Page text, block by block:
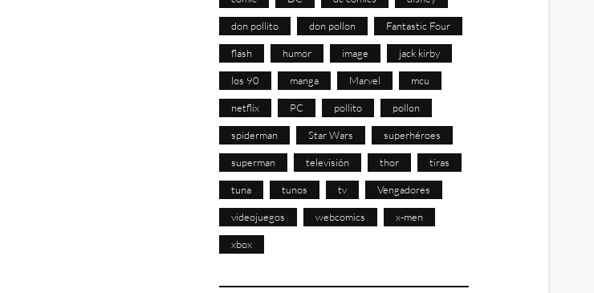
don pollito don pollon Fantastic Four
flash humor image jack kirby
los 90 manga Marvel mcu
netflix PC pollito pollon
spiderman Star Wars superhéroes
superman televisión thor tiras
tuna tunos tv Vengadores
videojuegos webcomics x-men
xbox